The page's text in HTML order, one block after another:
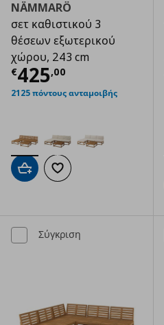
NÄMMARÖ
σετ καθιστικού 3
θέσεων εξωτερικού
χώρου, 243 cm
€425,00
Τρέχουσα τιμή
2125 πόντους ανταμοιβής
Προσθήκη στο καλάθι
Προσθήκη στα αγαπημένα
Σύγκριση